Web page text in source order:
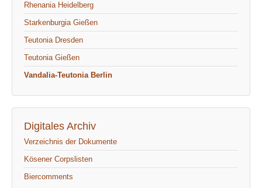
Rhenania Heidelberg
Starkenburgia Gießen
Teutonia Dresden
Teutonia Gießen
Vandalia-Teutonia Berlin
Digitales Archiv
Verzeichnis der Dokumente
Kösener Corpslisten
Biercomments